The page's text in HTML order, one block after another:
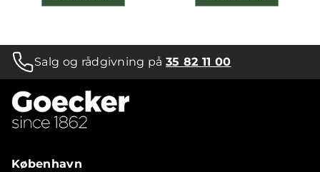
Salg og rådgivning på35 82 11 00
København